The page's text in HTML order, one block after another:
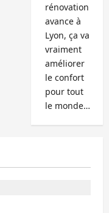
rénovation
avance à
Lyon, ça va
vraiment
améliorer
le confort
pour tout
le monde…
courtiers